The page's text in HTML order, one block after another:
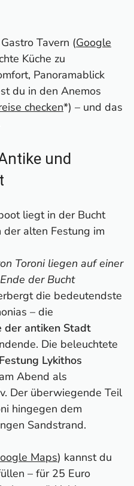
Tavern (Google
Küche zu
Panoramablick
du in den Anemos
checken*) – und das
und
Toroni liegen auf einer
der Bucht
die bedeutendste
– die
der antiken Stadt
Die beleuchtete
Festung Lykithos
Abend als
Der überwiegende Teil
hingegen dem
Sandstrand.
Maps) kannst du
– für 25 Euro